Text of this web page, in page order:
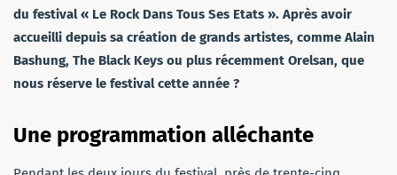
du festival « Le Rock Dans Tous Ses Etats ». Après avoir
accueilli depuis sa création de grands artistes, comme Alain
Bashung, The Black Keys ou plus récemment Orelsan, que
nous réserve le festival cette année ?
Une programmation alléchante